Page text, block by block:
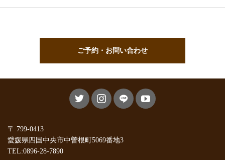
ご予約・お問い合わせ
〒 799-0413
愛媛県四国中央市中曽根町5069番地3
TEL:0896-28-7890